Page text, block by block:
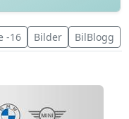
-16 Bilder BilBlogg